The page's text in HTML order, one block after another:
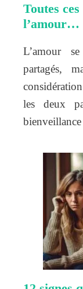
Toutes
l’amour…
L’amour
partagés,
les deux